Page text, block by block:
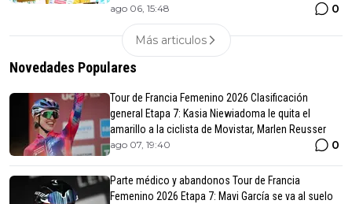
ago 06, 15:48 0
Más articulos
Novedades Populares
Tour de Francia Femenino 2026 Clasificación
general Etapa 7: Kasia Niewiadoma le quita el
amarillo a la ciclista de Movistar, Marlen Reusser
ago 07, 19:40 0
Parte médico y abandonos Tour de Francia
Femenino 2026 Etapa 7: Mavi García se va al suelo